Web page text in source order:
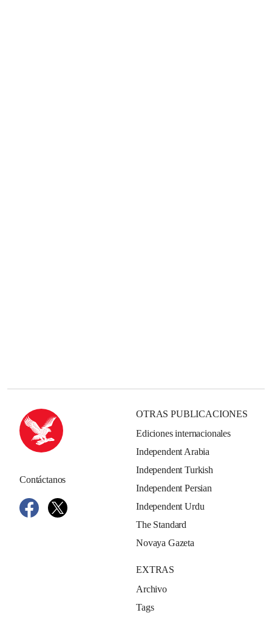
Contáctanos
OTRAS PUBLICACIONES
Ediciones internacionales
Independent Arabia
Independent Turkish
Independent Persian
Independent Urdu
The Standard
Novaya Gazeta
EXTRAS
Archivo
Tags